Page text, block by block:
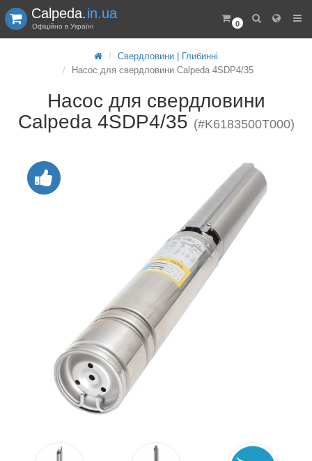
0
Calpeda.in.ua
Офіційно в Україні
Свердловини | Глибинні
Насос для свердловини Calpeda 4SDP4/35
Насос для свердловини
Calpeda 4SDP4/35 (#K6183500T000)